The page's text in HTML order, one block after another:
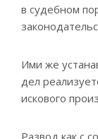
в судебном
Ими же
дел
искового
Развод как с